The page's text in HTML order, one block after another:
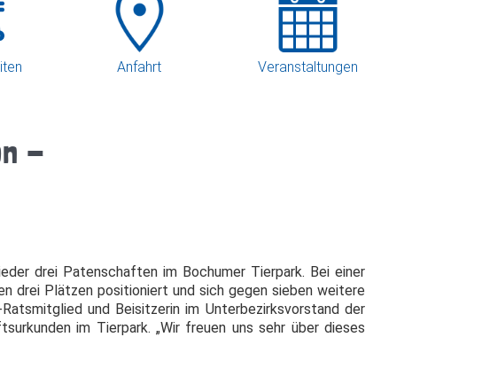
Anfahrt Veranstaltungen
-
drei Patenschaften im Bochumer Tierpark. Bei einer
drei Plätzen positioniert und sich gegen sieben weitere
und Beisitzerin im Unterbezirksvorstand der
im Tierpark. „Wir freuen uns sehr über dieses